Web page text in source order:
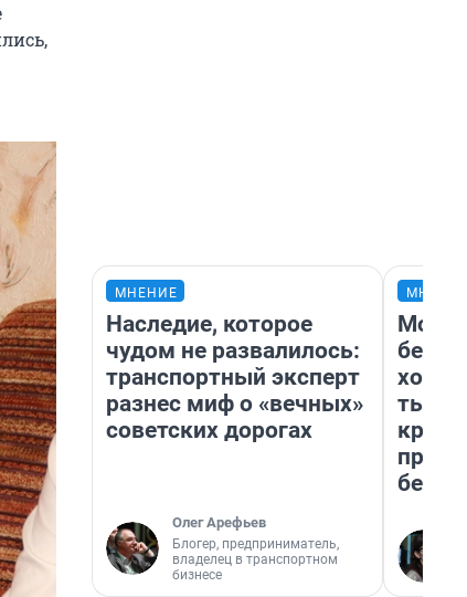
МНЕНИЕ
Наследие, которое
чудом не развалилось:
транспортный эксперт
разнес миф о «вечных»
советских дорогах
Олег Арефьев
Блогер, предприниматель,
владелец в транспортном
бизнесе
Мой